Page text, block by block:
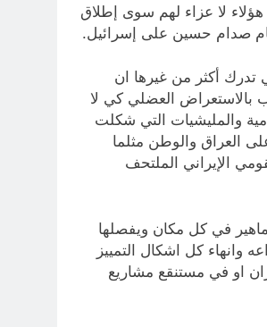
لا عزاء لهم سوى إطلاق
صدام حسين على إسرائيل.
تدرك أكثر من غيرها ان
بالاستعراض العضلي كي لا
والمليشيات التي شكلت
العراق والوطن مثلما
الإيراني الملتحف
في كل مكان ويفصلها
وانهاء كل اشكال التمييز
او في مستنقع مشاريع